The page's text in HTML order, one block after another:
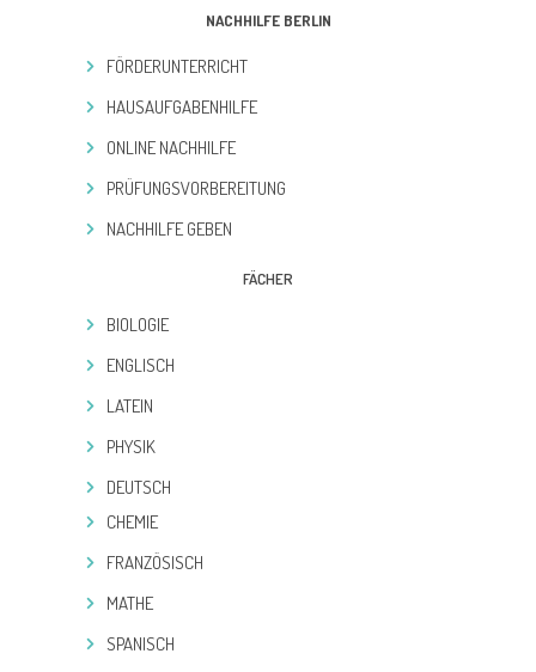
NACHHILFE BERLIN
FÖRDERUNTERRICHT
HAUSAUFGABENHILFE
ONLINE NACHHILFE
PRÜFUNGSVORBEREITUNG
NACHHILFE GEBEN
FÄCHER
BIOLOGIE
ENGLISCH
LATEIN
PHYSIK
DEUTSCH
CHEMIE
FRANZÖSISCH
MATHE
SPANISCH